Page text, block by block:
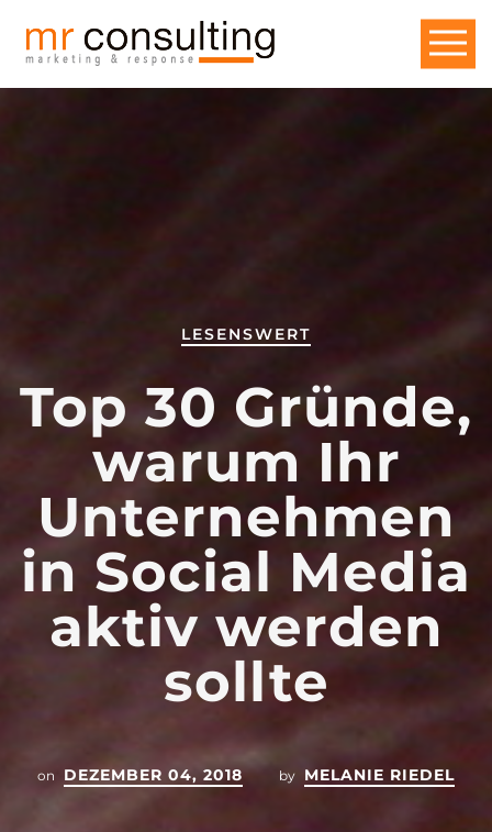
LESENSWERT
Top 30 Gründe,
warum Ihr
Unternehmen
in Social Media
aktiv werden
sollte
on DEZEMBER 04, 2018 by MELANIE RIEDEL